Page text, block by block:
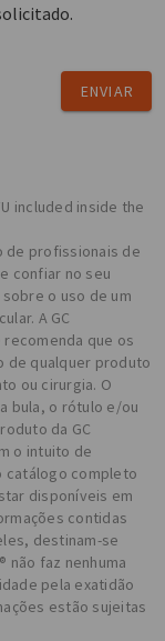
ENVIAR
included inside the
de profissionais de
confiar no seu
o uso de um
A GC
que os
de qualquer produto
ou cirurgia. O
bula, o rótulo e/ou
da GC
o intuito de
catálogo completo
disponíveis em
contidas
destinam-se
não faz nenhuma
pela exatidão
estão sujeitas